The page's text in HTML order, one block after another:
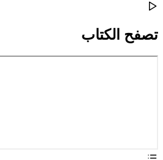
تصفح الكتاب